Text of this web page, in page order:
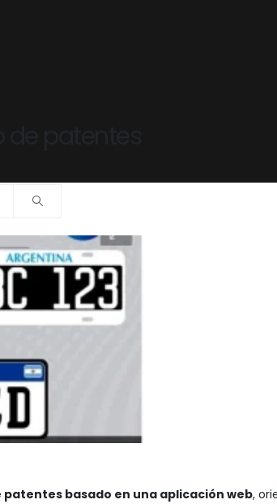
patentes
basado en una aplicación web,